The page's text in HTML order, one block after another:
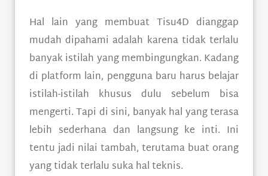
Hal lain yang membuat Tisu4D dianggap
mudah dipahami adalah karena tidak terlalu
banyak istilah yang membingungkan. Kadang
di platform lain, pengguna baru harus belajar
istilah-istilah khusus dulu sebelum bisa
mengerti. Tapi di sini, banyak hal yang terasa
lebih sederhana dan langsung ke inti. Ini
tentu jadi nilai tambah, terutama buat orang
yang tidak terlalu suka hal teknis.